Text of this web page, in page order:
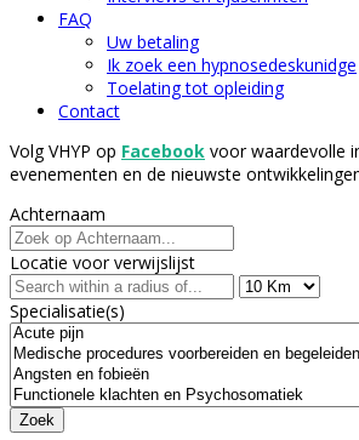
FAQ
Uw betaling
Ik zoek een hypnosedeskunidge
Toelating tot opleiding
Contact
Volg VHYP op Facebook voor waardevolle
evenementen en de nieuwste
Achternaam
Locatie voor verwijslijst
Specialisatie(s)